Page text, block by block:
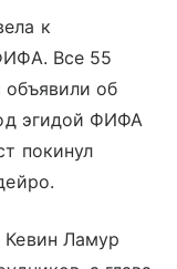
к
Все 55
об
эгидой ФИФА
покинул
Ламур